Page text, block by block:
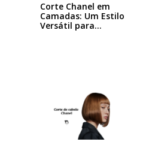
Corte Chanel em
Camadas: Um Estilo
Versátil para…